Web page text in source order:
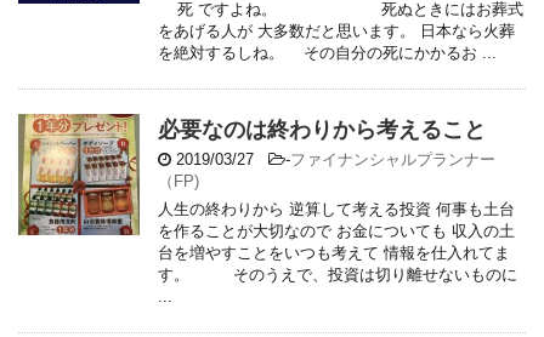
死 ですよね。 死ぬときにはお葬式
をあげる人が 大多数だと思います。 日本なら火葬
を絶対するしね。 その自分の死にかかるお ...
必要なのは終わりから考えること
2019/03/27 -ファイナンシャルプランナー
（FP)
人生の終わりから 逆算して考える投資 何事も土台
を作ることが大切なので お金についても 収入の土
台を増やすことをいつも考えて 情報を仕入れてま
す。 そのうえで、投資は切り離せないものに